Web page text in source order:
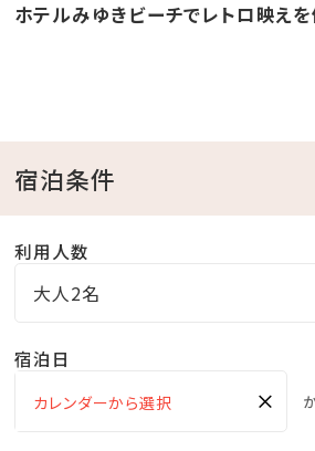
☆･*:.｡. .｡.:*･☆ﾟ･*:.｡. .｡.:*･☆ﾟ･
■当館のココがおすすめ
□全室オーシャンビュー確約！
□沖縄と言えば海！ホテル目の前
♪
□全室和洋室なので小さなお子様
□全室バス・トイレ別！広々浴室で快
疲れた身体をのんびり休めること
ホテルみゆきビーチでレトロ映え
宿泊条件
利用人数
大人2名
宿泊日
×